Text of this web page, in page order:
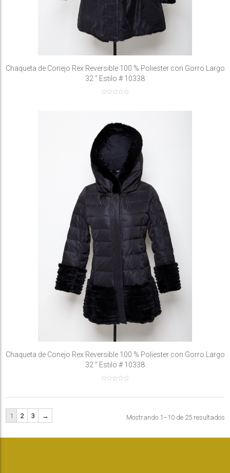
Chaqueta de Conejo Rex Reversible 100 % Poliester con Gorro Largo
32 ” Estilo # 10338
Chaqueta de Conejo Rex Reversible 100 % Poliester con Gorro Largo
32 ” Estilo # 10338
1 2 3 → Mostrando 1–10 de 25 resultados